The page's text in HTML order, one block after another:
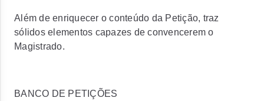
Além de enriquecer o conteúdo da Petição, traz
sólidos elementos capazes de convencerem o
Magistrado.
BANCO DE PETIÇÕES